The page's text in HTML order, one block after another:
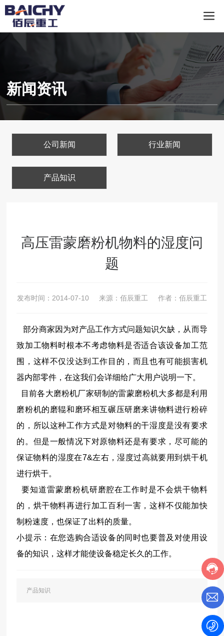
新闻资讯
公司新闻 行业新闻
产品知识
高压雷蒙磨粉机物料的湿度问
题
发布时间： 2014-07-10 来源：佰辰重工 作者：佰辰重工
部分商家因为对产品工作方式问题知识欠缺，从而导
致加工物料时根本不考虑物料是否适合该设备加工范
围，这样不仅没达到工作目的，而且也有可能损害机
器内部零件，在这我们会详细给广大用户说明一下。
目前各大磨粉机厂家研制的雷蒙磨粉机大多都是利用
磨粉机的磨辊和磨环相互碾压研磨来讲物料进行粉碎
的，所以这种工作方式是对物料的干湿度是没有要求
的。但是一般情况下对原物料还是有要求，尽可能的
保证物料的湿度在7&左右，湿度过高就要用到烘干机
进行烘干。
要知道雷蒙磨粉机研磨腔在工作时是不会烘干物料
的，烘干物料再进行加工百利一害，这样不仅能加快
制粉速度，也保证了出料的质量。
小提示：在您选购合适设备的同时也要普及对使用设
备的知识，这样才能使设备稳定长久的工作。
产品知识